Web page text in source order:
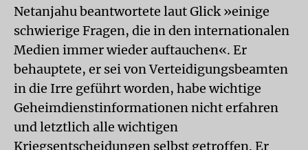
Netanjahu beantwortete laut Glick »einige
schwierige Fragen, die in den internationalen
Medien immer wieder auftauchen«. Er
behauptete, er sei von Verteidigungsbeamten
in die Irre geführt worden, habe wichtige
Geheimdienstinformationen nicht erfahren
und letztlich alle wichtigen
Kriegsentscheidungen selbst getroffen. Er